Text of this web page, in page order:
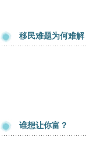
移民难题为何难解
谁想让你富？